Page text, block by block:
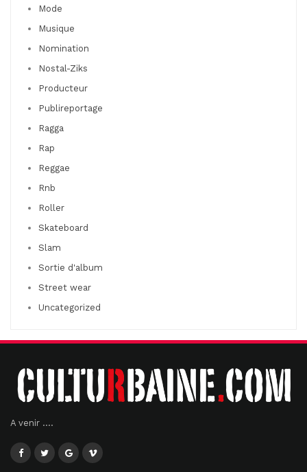
Mode
Musique
Nomination
Nostal-Ziks
Producteur
Publireportage
Ragga
Rap
Reggae
Rnb
Roller
Skateboard
Slam
Sortie d'album
Street wear
Uncategorized
A venir ....